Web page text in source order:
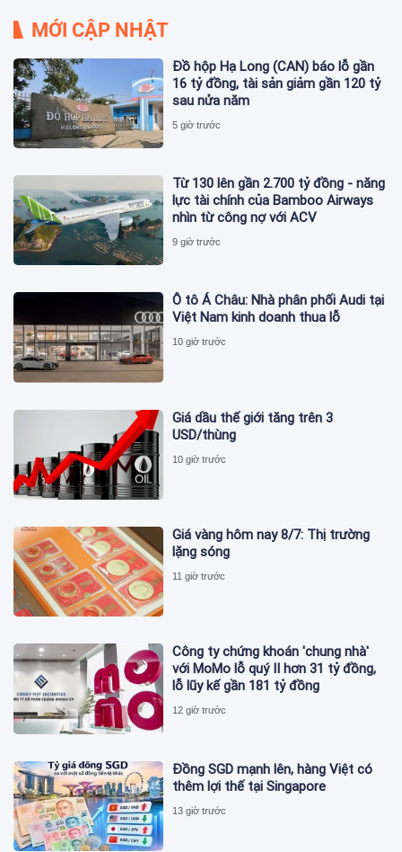
MỚI CẬP NHẬT
Đồ hộp Hạ Long (CAN) báo lỗ gần
16 tỷ đồng, tài sản giảm gần 120 tỷ
sau nửa năm
5 giờ trước
Từ 130 lên gần 2.700 tỷ đồng - năng
lực tài chính của Bamboo Airways
nhìn từ công nợ với ACV
9 giờ trước
Ô tô Á Châu: Nhà phân phối Audi tại
Việt Nam kinh doanh thua lỗ
10 giờ trước
Giá dầu thế giới tăng trên 3
USD/thùng
10 giờ trước
Giá vàng hôm nay 8/7: Thị trường
lặng sóng
11 giờ trước
Công ty chứng khoán 'chung nhà'
với MoMo lỗ quý II hơn 31 tỷ đồng,
lỗ lũy kế gần 181 tỷ đồng
12 giờ trước
Đồng SGD mạnh lên, hàng Việt có
thêm lợi thế tại Singapore
13 giờ trước